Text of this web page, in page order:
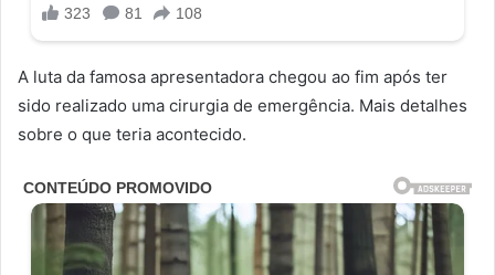
A luta da famosa apresentadora chegou ao fim após ter
sido realizado uma cirurgia de emergência. Mais detalhes
sobre o que teria acontecido.